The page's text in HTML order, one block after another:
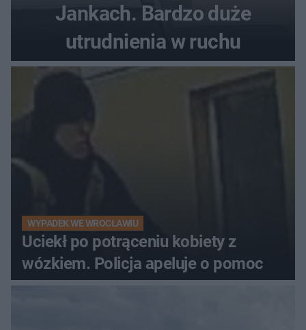
Jankach. Bardzo duże
utrudnienia w ruchu
WYPADEK WE WROCŁAWIU
Uciekł po potrąceniu kobiety z
wózkiem. Policja apeluje o pomoc